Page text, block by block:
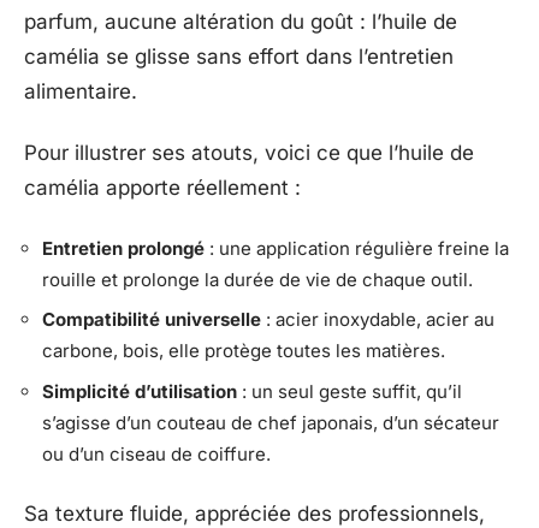
parfum, aucune altération du goût : l’huile de
camélia se glisse sans effort dans l’entretien
alimentaire.
Pour illustrer ses atouts, voici ce que l’huile de
camélia apporte réellement :
Entretien prolongé : une application régulière freine la
rouille et prolonge la durée de vie de chaque outil.
Compatibilité universelle : acier inoxydable, acier au
carbone, bois, elle protège toutes les matières.
Simplicité d’utilisation : un seul geste suffit, qu’il
s’agisse d’un couteau de chef japonais, d’un sécateur
ou d’un ciseau de coiffure.
Sa texture fluide, appréciée des professionnels,